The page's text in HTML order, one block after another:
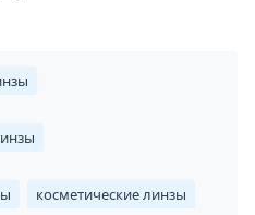
косметические линзы